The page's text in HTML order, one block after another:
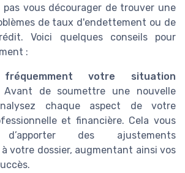
vous décourager de trouver une
de taux d'endettement ou de
Voici quelques conseils pour
:
fréquemment votre situation
de soumettre une nouvelle
chaque aspect de votre
et financière. Cela vous
d’apporter des ajustements
votre dossier, augmentant ainsi vos